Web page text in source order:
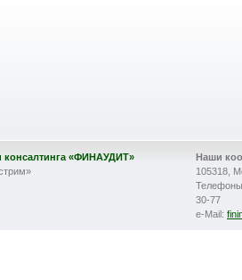
«ФИНАУДИТ»
Наши
105318,
30-77
e-Mail: